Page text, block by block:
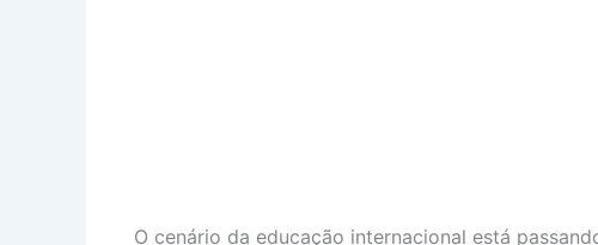
O cenário da educação internacional está